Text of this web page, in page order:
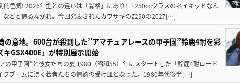
的色気! 2026年型との違いは「骨格」にあり! 「250ccクラスのネイキッドなん
などと侮るなかれ。今回発表されたカワサキのZ250の2027[…]
の意地。600台が殺到した”アマチュアレースの甲子園”鈴鹿4耐を彩
キGSX400E」が特別展示開始
の甲子園”と彼女たちの夏 1980（昭和55）年にスタートした「鈴鹿4耐ロード
クブームに沸く若者たちの情熱の受け皿となった。1980年代後半[…]